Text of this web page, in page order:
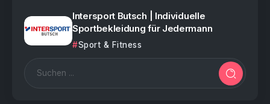
Intersport Butsch | Individuelle
Sportbekleidung für Jedermann
Sport & Fitness